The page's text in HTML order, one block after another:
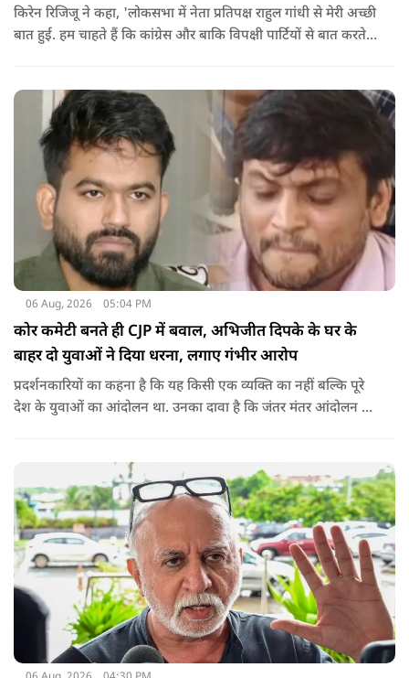
किरेन रिजिजू ने कहा, 'लोकसभा में नेता प्रतिपक्ष राहुल गांधी से मेरी अच्छी
बात हुई. हम चाहते हैं कि कांग्रेस और बाकि विपक्षी पार्टियों से बात करते
06 Aug, 2026 05:04 PM
कोर कमेटी बनते ही CJP में बवाल, अभिजीत दिपके के घर के
बाहर दो युवाओं ने दिया धरना, लगाए गंभीर आरोप
प्रदर्शनकारियों का कहना है कि यह किसी एक व्यक्ति का नहीं बल्कि पूरे
देश के युवाओं का आंदोलन था. उनका दावा है कि जंतर मंतर आंदोलन से